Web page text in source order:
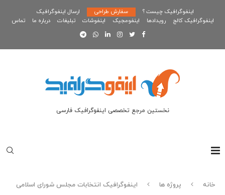
اینفوگرافیک چیست ؟ سفارش طراحی
ارسال اینفوگرافیک
اینفوگرافیک کالج
رویدادها اینفومجیک اینفوشات تبلیغات درباره ما تماس
نخستین مرجع تخصصی اینفوگرافیک فارسی
خانه پروژه ها اینفوگرافیک انتخابات مجلس شورای اسلامی